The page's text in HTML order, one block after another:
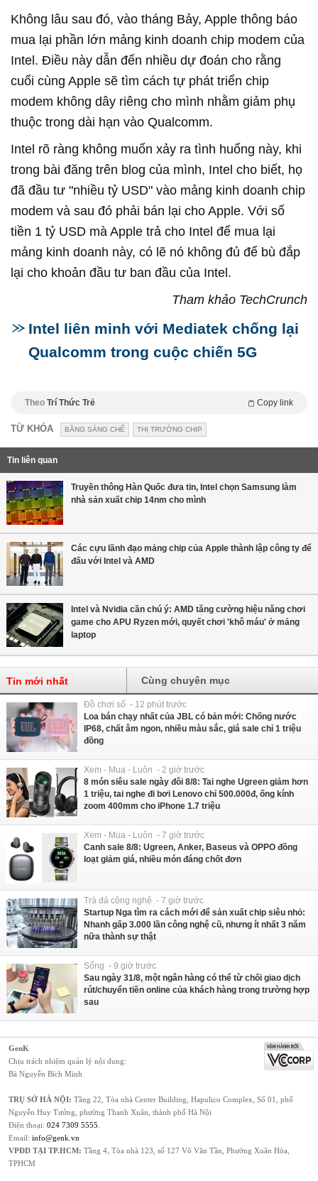
Không lâu sau đó, vào tháng Bảy, Apple thông báo
mua lại phần lớn mảng kinh doanh chip modem của
Intel. Điều này dẫn đến nhiều dự đoán cho rằng
cuối cùng Apple sẽ tìm cách tự phát triển chip
modem không dây riêng cho mình nhằm giảm phụ
thuộc trong dài hạn vào Qualcomm.
Intel rõ ràng không muốn xảy ra tình huống này, khi
trong bài đăng trên blog của mình, Intel cho biết, họ
đã đầu tư "nhiều tỷ USD" vào mảng kinh doanh chip
modem và sau đó phải bán lại cho Apple. Với số
tiền 1 tỷ USD mà Apple trả cho Intel để mua lại
mảng kinh doanh này, có lẽ nó không đủ để bù đắp
lại cho khoản đầu tư ban đầu của Intel.
Tham khảo TechCrunch
Intel liên minh với Mediatek chống lại
Qualcomm trong cuộc chiến 5G
Theo Trí Thức Trẻ Copy link
TỪ KHÓA BẰNG SÁNG CHẾ THỊ TRƯỜNG CHIP
Tin liên quan
Truyền thông Hàn Quốc đưa tin, Intel chọn Samsung làm
nhà sản xuất chip 14nm cho mình
Các cựu lãnh đạo mảng chip của Apple thành lập công ty để
đấu với Intel và AMD
Intel và Nvidia cần chú ý: AMD tăng cường hiệu năng chơi
game cho APU Ryzen mới, quyết chơi 'khô máu' ở mảng
laptop
Tin mới nhất Cùng chuyên mục
Đồ chơi số - 12 phút trước
Loa bán chạy nhất của JBL có bản mới: Chống nước
IP68, chất âm ngon, nhiều màu sắc, giá sale chỉ 1 triệu
đồng
Xem - Mua - Luôn - 2 giờ trước
8 món siêu sale ngày đôi 8/8: Tai nghe Ugreen giảm hơn
1 triệu, tai nghe đi bơi Lenovo chỉ 500.000đ, ống kính
zoom 400mm cho iPhone 1.7 triệu
Xem - Mua - Luôn - 7 giờ trước
Canh sale 8/8: Ugreen, Anker, Baseus và OPPO đồng
loạt giảm giá, nhiều món đáng chốt đơn
Trà đá công nghệ - 7 giờ trước
Startup Nga tìm ra cách mới để sản xuất chip siêu nhỏ:
Nhanh gấp 3.000 lần công nghệ cũ, nhưng ít nhất 3 năm
nữa thành sự thật
Sống - 9 giờ trước
Sau ngày 31/8, một ngân hàng có thể từ chối giao dịch
rút/chuyển tiền online của khách hàng trong trường hợp
sau
GenK
Chịu trách nhiệm quản lý nội dung:
Bà Nguyễn Bích Minh
TRỤ SỞ HÀ NỘI: Tầng 22, Tòa nhà Center Building, Hapulico Complex, Số 01, phố
Nguyễn Huy Tưởng, phường Thanh Xuân, thành phố Hà Nội
Điện thoại: 024 7309 5555
Email: info@genk.vn
VPĐD TẠI TP.HCM: Tầng 4, Tòa nhà 123, số 127 Võ Văn Tần, Phường Xuân Hòa,
TPHCM